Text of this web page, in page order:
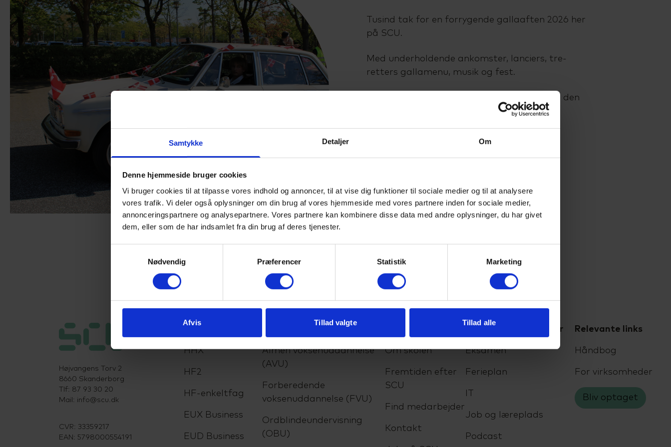
Samtykke Detaljer Om
Denne hjemmeside bruger cookies
Vi bruger cookies til at tilpasse vores indhold og annoncer, til at vise dig funktioner til sociale medier og til at analysere
vores trafik. Vi deler også oplysninger om din brug af vores hjemmeside med vores partnere inden for sociale medier,
annonceringspartnere og analysepartnere. Vores partnere kan kombinere disse data med andre oplysninger, du har givet
dem, eller som de har indsamlet fra din brug af deres tjenester.
Nødvendig
Præferencer Statistik Marketing
Afvis Tillad valgte Tillad alle
Tusind tak for en forrygende gallaaften 2026 her
på SCU.
Med underholdende ankomster, lanciers, tre-
retters gallamenu, musik og fest.
Der er masser af fotos fra ankomsterne og den
røde løber på SCUs Facebook.
Højvangens Torv 2
8660 Skanderborg
Tlf: 87 93 30 20
Mail: info@scu.dk
CVR: 33359217
EAN: 5798000554191
HHX
HF2
HF-enkeltfag
EUX Business
EUD Business
Almen voksenuddannelse
(AVU)
Forberedende
voksenuddannelse (FVU)
Ordblindeundervisning
(OBU)
Om skolen
Fremtiden efter
SCU
Find medarbejder
Kontakt
For elever og kursister
Eksamen
Ferieplan
Job og læreplads
Podcast
Relevante links
Håndbog
For virksomheder
Bliv optaget
Almen voksenuddannelse (AVU)
Ordblindeundervisning (OBU)
Talenttilbud